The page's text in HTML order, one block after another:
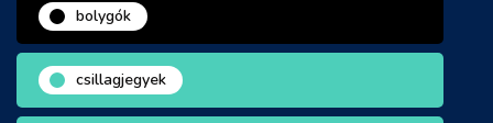
bolygók
csillagjegyek